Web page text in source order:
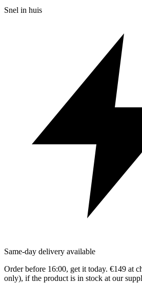
Snel in huis
Same-day delivery available
Order before 16:00, get it today. €149 at
only), if the product is in stock at our